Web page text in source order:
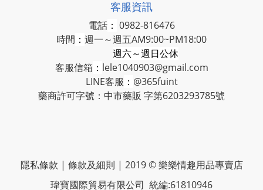
客服資訊
電話： 0982-816476
時間 ： 週一～週五AM9:00~PM18:00
週六～週日公休
客服信箱 ： lele1040903@gmail.com
LINE客服 ： @365fuint
藥商許可字號：中市藥販 字第6203293785號
隱私條款 | 條款及細則 | 2019 © 樂樂情趣用品專賣店
瑋寶國際貿易有限公司 統編:61810946